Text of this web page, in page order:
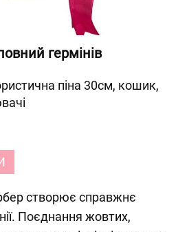
гермінів
піна 30см, кошик,
створює справжнє
Поєднання жовтих,